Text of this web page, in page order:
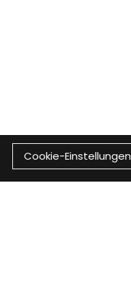
Cookie-Einstellungen